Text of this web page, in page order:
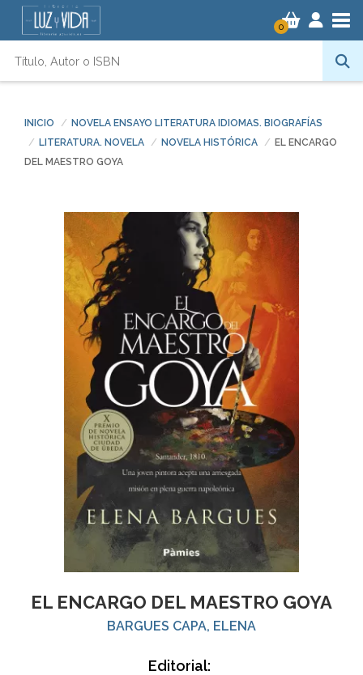
0
INICIO
NOVELA ENSAYO LITERATURA IDIOMAS. BIOGRAFÍAS
LITERATURA. NOVELA
NOVELA HISTÓRICA
EL ENCARGO
DEL MAESTRO GOYA
EL ENCARGO DEL MAESTRO GOYA
BARGUES CAPA, ELENA
Editorial: